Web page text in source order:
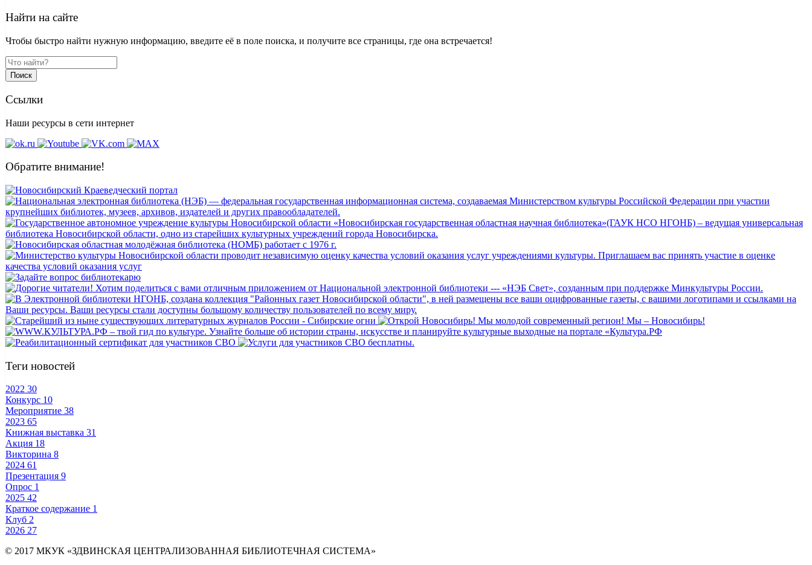
Найти на сайте
Чтобы быстро найти нужную информацию, введите её в поле поиска, и получите все страницы, где она встречается!
Поиск
Ссылки
Наши ресурсы в сети интернет
Обратите внимание!
Теги новостей
2022 30
Конкурс 10
Мероприятие 38
2023 65
Книжная выставка 31
Акция 18
Викторина 8
2024 61
Презентация 9
Опрос 1
2025 42
Краткое содержание 1
Клуб 2
2026 27
© 2017 МКУК «ЗДВИНСКАЯ ЦЕНТРАЛИЗОВАННАЯ БИБЛИОТЕЧНАЯ СИСТЕМА»